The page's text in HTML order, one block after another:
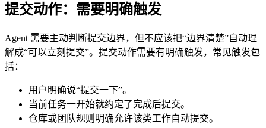
提交动作：需要明确触发
Agent 需要主动判断提交边界，但不应该把“边界清楚”自动理
解成“可以立刻提交”。提交动作需要有明确触发，常见触发包
括：
用户明确说“提交一下”。
当前任务一开始就约定了完成后提交。
仓库或团队规则明确允许该类工作自动提交。